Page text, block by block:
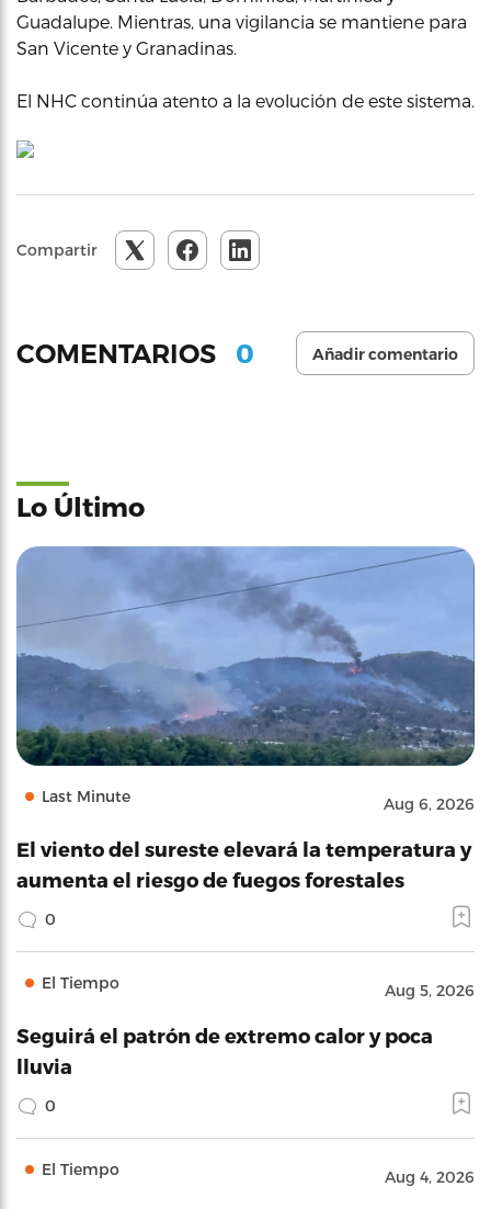
Guadalupe. Mientras, una vigilancia se mantiene para
San Vicente y Granadinas.
El NHC continúa atento a la evolución de este sistema.
Compartir
COMENTARIOS 0 Añadir comentario
Lo Último
Last Minute Aug 6, 2026
El viento del sureste elevará la temperatura y
aumenta el riesgo de fuegos forestales
0
El Tiempo Aug 5, 2026
Seguirá el patrón de extremo calor y poca
lluvia
0
El Tiempo Aug 4, 2026